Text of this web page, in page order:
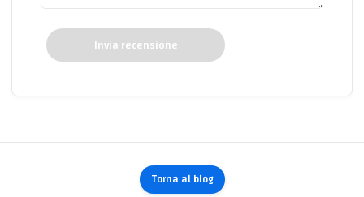
Invia recensione
Torna al blog